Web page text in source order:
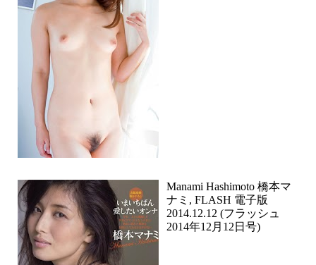
Manami Hashimoto 橋本マ
ナミ, FLASH 電子版
2014.12.12 (フラッシュ
2014年12月12日号)